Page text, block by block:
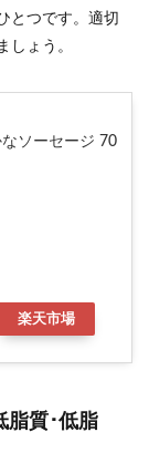
とつです。適切
ましょう。
ソーセージ 70
楽天市場
脂質･低脂